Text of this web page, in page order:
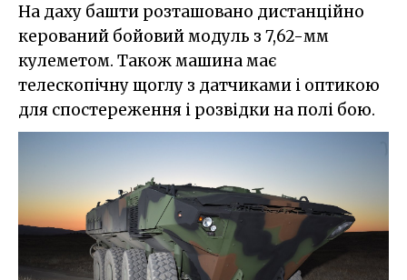
На даху башти розташовано дистанційно
керований бойовий модуль з 7,62-мм
кулеметом. Також машина має
телескопічну щоглу з датчиками і оптикою
для спостереження і розвідки на полі бою.